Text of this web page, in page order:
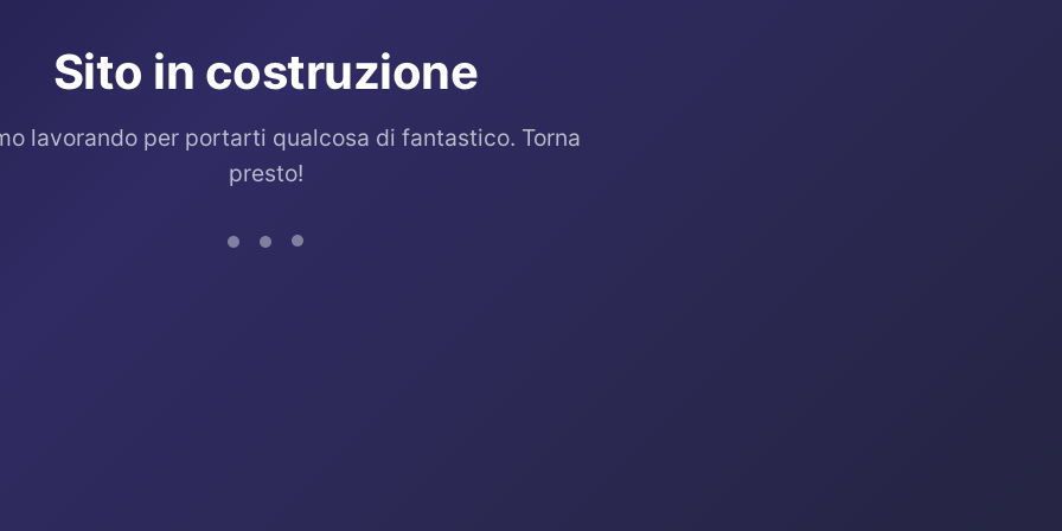
Sito in costruzione
lavorando per portarti qualcosa di fantastico. Torna
presto!